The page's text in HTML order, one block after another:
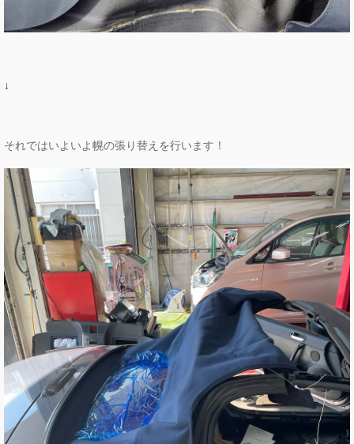
↓
それではいよいよ幌の張り替えを行います！